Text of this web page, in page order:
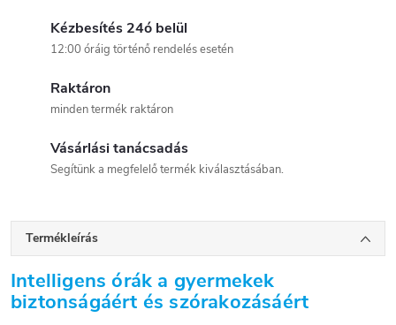
Kézbesítés 24ó belül
12:00 óráig történő rendelés esetén
Raktáron
minden termék raktáron
Vásárlási tanácsadás
Segítünk a megfelelő termék kiválasztásában.
Termékleírás
Intelligens órák a gyermekek
biztonságáért és szórakozásáért